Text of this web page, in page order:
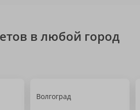
в любой город
Волгоград